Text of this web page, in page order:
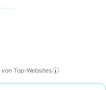
von Top-Websites